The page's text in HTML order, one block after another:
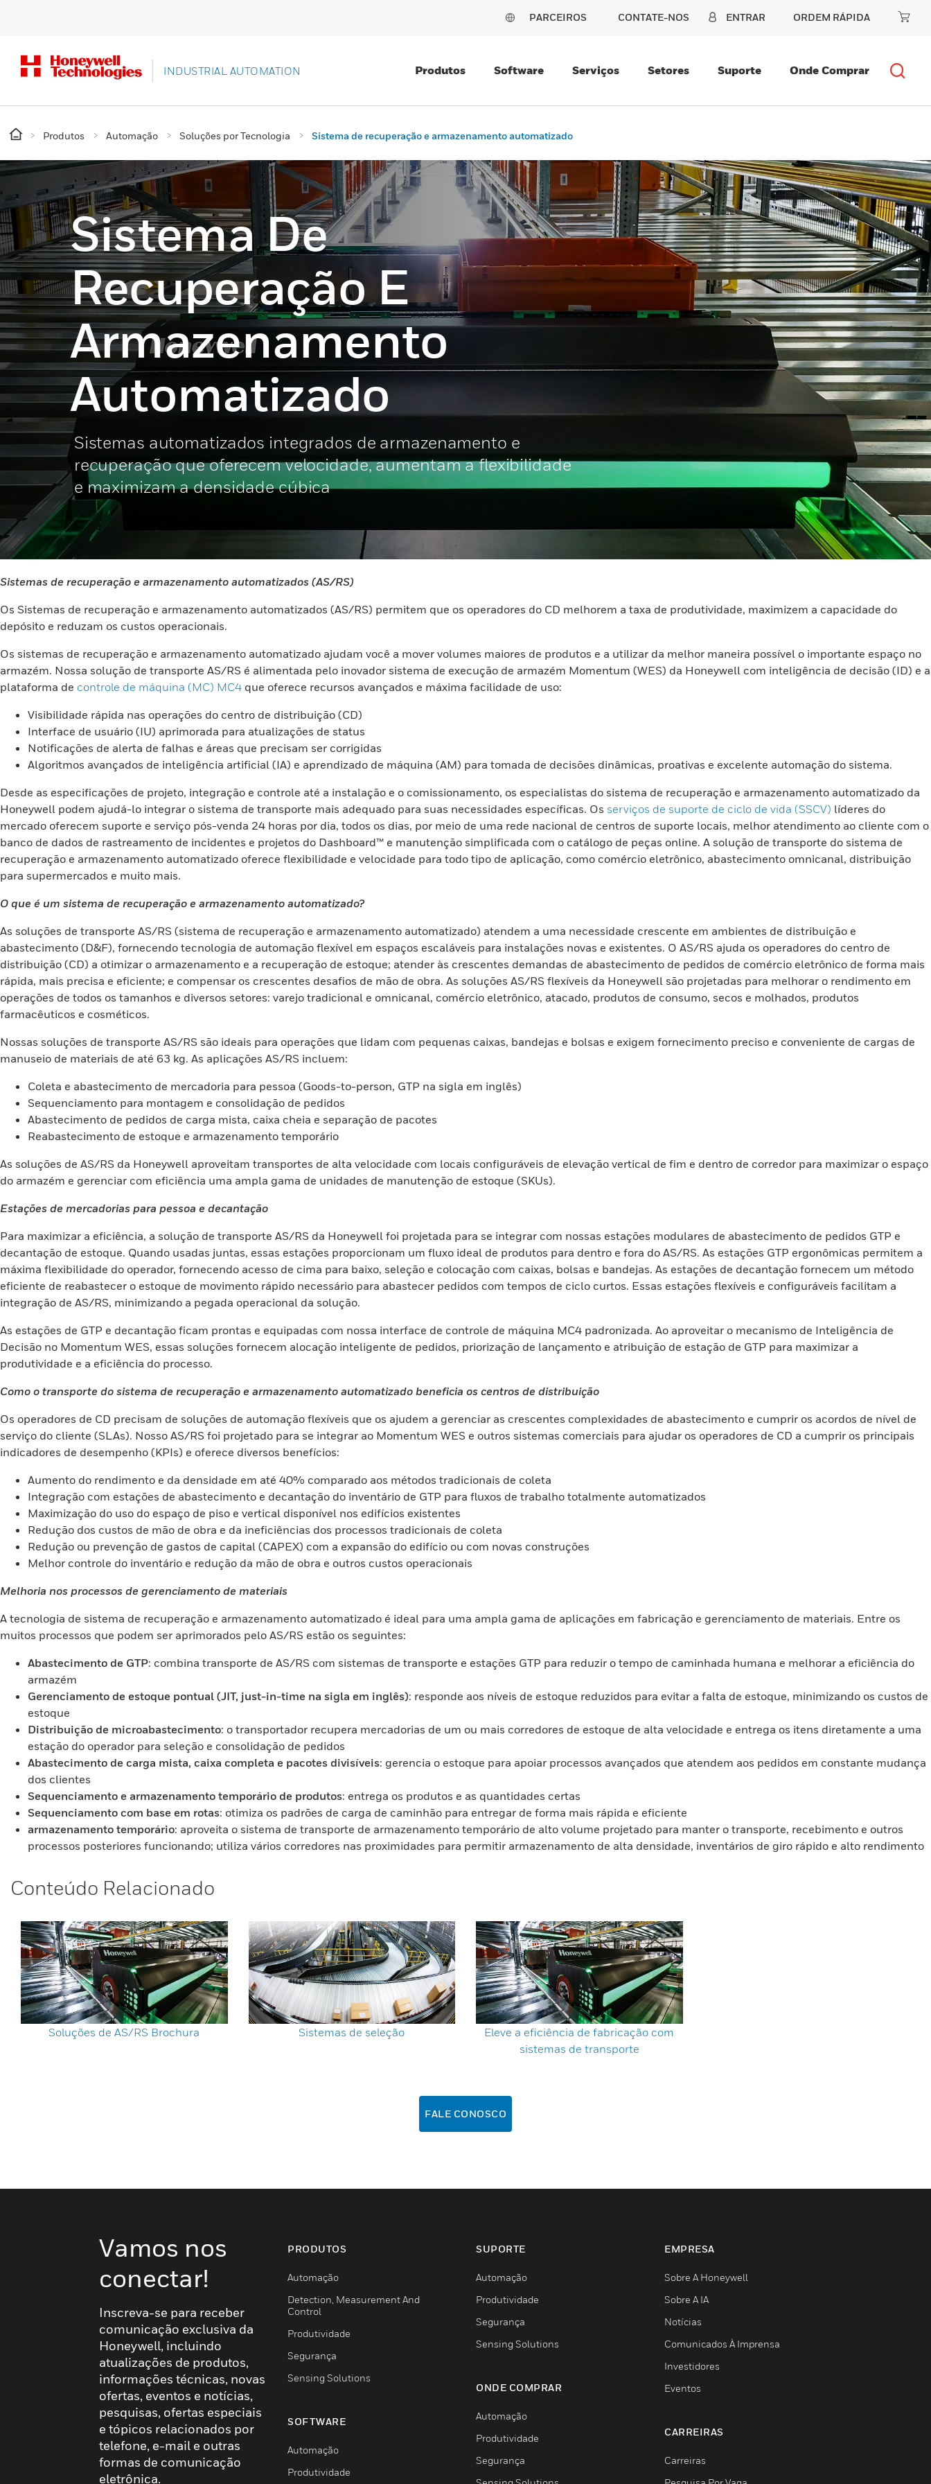
PARCEIROS CONTATE-NOS ENTRAR ORDEM RÁPIDA
INDUSTRIAL AUTOMATION Produtos Software Serviços Setores Suporte Onde Comprar
Produtos Automação Soluções por Tecnologia Sistema de recuperação e armazenamento automatizado
Sistema De
Recuperação E
Armazenamento
Automatizado
Sistemas automatizados integrados de armazenamento e
recuperação que oferecem velocidade, aumentam a flexibilidade
e maximizam a densidade cúbica
Sistemas de recuperação e armazenamento automatizados (AS/RS)
Os Sistemas de recuperação e armazenamento automatizados (AS/RS) permitem que os operadores do CD melhorem a taxa de produtividade, maximizem a capacidade do
depósito e reduzam os custos operacionais.
Os sistemas de recuperação e armazenamento automatizado ajudam você a mover volumes maiores de produtos e a utilizar da melhor maneira possível o importante espaço no
armazém. Nossa solução de transporte AS/RS é alimentada pelo inovador sistema de execução de armazém Momentum (WES) da Honeywell com inteligência de decisão (ID) e a
plataforma de controle de máquina (MC) MC4 que oferece recursos avançados e máxima facilidade de uso:
Visibilidade rápida nas operações do centro de distribuição (CD)
Interface de usuário (IU) aprimorada para atualizações de status
Notificações de alerta de falhas e áreas que precisam ser corrigidas
Algoritmos avançados de inteligência artificial (IA) e aprendizado de máquina (AM) para tomada de decisões dinâmicas, proativas e excelente automação do sistema.
Desde as especificações de projeto, integração e controle até a instalação e o comissionamento, os especialistas do sistema de recuperação e armazenamento automatizado da
Honeywell podem ajudá-lo integrar o sistema de transporte mais adequado para suas necessidades específicas. Os serviços de suporte de ciclo de vida (SSCV) líderes do
mercado oferecem suporte e serviço pós-venda 24 horas por dia, todos os dias, por meio de uma rede nacional de centros de suporte locais, melhor atendimento ao cliente com o
banco de dados de rastreamento de incidentes e projetos do Dashboard™ e manutenção simplificada com o catálogo de peças online. A solução de transporte do sistema de
recuperação e armazenamento automatizado oferece flexibilidade e velocidade para todo tipo de aplicação, como comércio eletrônico, abastecimento omnicanal, distribuição
para supermercados e muito mais.
O que é um sistema de recuperação e armazenamento automatizado?
As soluções de transporte AS/RS (sistema de recuperação e armazenamento automatizado) atendem a uma necessidade crescente em ambientes de distribuição e
abastecimento (D&F), fornecendo tecnologia de automação flexível em espaços escaláveis para instalações novas e existentes. O AS/RS ajuda os operadores do centro de
distribuição (CD) a otimizar o armazenamento e a recuperação de estoque; atender às crescentes demandas de abastecimento de pedidos de comércio eletrônico de forma mais
rápida, mais precisa e eficiente; e compensar os crescentes desafios de mão de obra. As soluções AS/RS flexíveis da Honeywell são projetadas para melhorar o rendimento em
operações de todos os tamanhos e diversos setores: varejo tradicional e omnicanal, comércio eletrônico, atacado, produtos de consumo, secos e molhados, produtos
farmacêuticos e cosméticos.
Nossas soluções de transporte AS/RS são ideais para operações que lidam com pequenas caixas, bandejas e bolsas e exigem fornecimento preciso e conveniente de cargas de
manuseio de materiais de até 63 kg. As aplicações AS/RS incluem:
Coleta e abastecimento de mercadoria para pessoa (Goods-to-person, GTP na sigla em inglês)
Sequenciamento para montagem e consolidação de pedidos
Abastecimento de pedidos de carga mista, caixa cheia e separação de pacotes
Reabastecimento de estoque e armazenamento temporário
As soluções de AS/RS da Honeywell aproveitam transportes de alta velocidade com locais configuráveis de elevação vertical de fim e dentro de corredor para maximizar o espaço
do armazém e gerenciar com eficiência uma ampla gama de unidades de manutenção de estoque (SKUs).
Estações de mercadorias para pessoa e decantação
Para maximizar a eficiência, a solução de transporte AS/RS da Honeywell foi projetada para se integrar com nossas estações modulares de abastecimento de pedidos GTP e
decantação de estoque. Quando usadas juntas, essas estações proporcionam um fluxo ideal de produtos para dentro e fora do AS/RS. As estações GTP ergonômicas permitem a
máxima flexibilidade do operador, fornecendo acesso de cima para baixo, seleção e colocação com caixas, bolsas e bandejas. As estações de decantação fornecem um método
eficiente de reabastecer o estoque de movimento rápido necessário para abastecer pedidos com tempos de ciclo curtos. Essas estações flexíveis e configuráveis facilitam a
integração de AS/RS, minimizando a pegada operacional da solução.
As estações de GTP e decantação ficam prontas e equipadas com nossa interface de controle de máquina MC4 padronizada. Ao aproveitar o mecanismo de Inteligência de
Decisão no Momentum WES, essas soluções fornecem alocação inteligente de pedidos, priorização de lançamento e atribuição de estação de GTP para maximizar a
produtividade e a eficiência do processo.
Como o transporte do sistema de recuperação e armazenamento automatizado beneficia os centros de distribuição
Os operadores de CD precisam de soluções de automação flexíveis que os ajudem a gerenciar as crescentes complexidades de abastecimento e cumprir os acordos de nível de
serviço do cliente (SLAs). Nosso AS/RS foi projetado para se integrar ao Momentum WES e outros sistemas comerciais para ajudar os operadores de CD a cumprir os principais
indicadores de desempenho (KPIs) e oferece diversos benefícios:
Aumento do rendimento e da densidade em até 40% comparado aos métodos tradicionais de coleta
Integração com estações de abastecimento e decantação do inventário de GTP para fluxos de trabalho totalmente automatizados
Maximização do uso do espaço de piso e vertical disponível nos edifícios existentes
Redução dos custos de mão de obra e da ineficiências dos processos tradicionais de coleta
Redução ou prevenção de gastos de capital (CAPEX) com a expansão do edifício ou com novas construções
Melhor controle do inventário e redução da mão de obra e outros custos operacionais
Melhoria nos processos de gerenciamento de materiais
A tecnologia de sistema de recuperação e armazenamento automatizado é ideal para uma ampla gama de aplicações em fabricação e gerenciamento de materiais. Entre os
muitos processos que podem ser aprimorados pelo AS/RS estão os seguintes:
Abastecimento de GTP: combina transporte de AS/RS com sistemas de transporte e estações GTP para reduzir o tempo de caminhada humana e melhorar a eficiência do
armazém
Gerenciamento de estoque pontual (JIT, just-in-time na sigla em inglês): responde aos níveis de estoque reduzidos para evitar a falta de estoque, minimizando os custos de
estoque
Distribuição de microabastecimento: o transportador recupera mercadorias de um ou mais corredores de estoque de alta velocidade e entrega os itens diretamente a uma
estação do operador para seleção e consolidação de pedidos
Abastecimento de carga mista, caixa completa e pacotes divisíveis: gerencia o estoque para apoiar processos avançados que atendem aos pedidos em constante mudança
dos clientes
Sequenciamento e armazenamento temporário de produtos: entrega os produtos e as quantidades certas
Sequenciamento com base em rotas: otimiza os padrões de carga de caminhão para entregar de forma mais rápida e eficiente
armazenamento temporário: aproveita o sistema de transporte de armazenamento temporário de alto volume projetado para manter o transporte, recebimento e outros
processos posteriores funcionando; utiliza vários corredores nas proximidades para permitir armazenamento de alta densidade, inventários de giro rápido e alto rendimento
Conteúdo Relacionado
Soluções de AS/RS Brochura Sistemas de seleção
Eleve a eficiência de fabricação com
sistemas de transporte
FALE CONOSCO
Vamos nos
conectar!
Inscreva-se para receber
comunicação exclusiva da
Honeywell, incluindo
atualizações de produtos,
informações técnicas, novas
ofertas, eventos e notícias,
pesquisas, ofertas especiais
e tópicos relacionados por
telefone, e-mail e outras
formas de comunicação
eletrônica.
PRODUTOS
Automação
Detection, Measurement And
Control
Produtividade
Segurança
Sensing Solutions
SOFTWARE
Automação
Produtividade
SUPORTE
Automação
Produtividade
Segurança
Sensing Solutions
ONDE COMPRAR
Automação
Produtividade
Segurança
EMPRESA
Sobre A Honeywell
Sobre A IA
Notícias
Comunicados À Imprensa
Investidores
Eventos
CARREIRAS
Carreiras